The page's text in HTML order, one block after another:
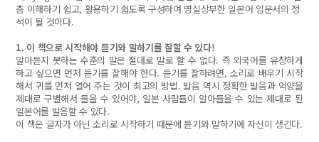
층 이해하기 쉽고, 활용하기 쉽도록 구성하여 명실상부한 일본어 입문서의 정
석이 될 것이다.
1. 이 책으로 시작해야 듣기와 말하기를 잘할 수 있다!
알아듣지 못하는 수준의 말은 절대로 말로 할 수 없다. 즉 외국어를 유창하게
하고 싶으면 먼저 듣기를 잘해야 한다. 듣기를 잘하려면, 소리로 배우기 시작
해서 귀를 먼저 열어 주는 것이 최고의 방법. 발음 역시 정확한 발음과 억양을
제대로 구별해서 들을 수 있어야, 일본 사람들이 알아들을 수 있는 제대로 된
일본어를 발음할 수 있다.
이 책은 글자가 아닌 소리로 시작하기 때문에 듣기와 말하기에 자신이 생긴다.